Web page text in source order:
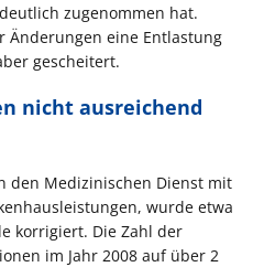
zugenommen hat.
Änderungen eine Entlastung
gescheitert.
nicht ausreichend
den Medizinischen Dienst mit
wurde etwa
korrigiert. Die Zahl der
im Jahr 2008 auf über 2